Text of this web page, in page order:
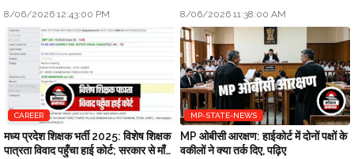
8/06/2026 12:43:00 PM 8/06/2026 11:38:00 AM
CAREER
मध्य प्रदेश शिक्षक भर्ती 2025: विशेष शिक्षक
पात्रता विवाद पहुँचा हाई कोर्ट; सरकार से माँगा
MP-STATE-NEWS
MP ओबीसी आरक्षण: हाईकोर्ट में दोनों पक्षों के
वकीलों ने क्या तर्क दिए, पढ़िए